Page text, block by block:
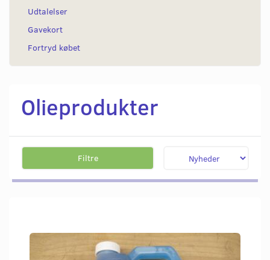
Udtalelser
Gavekort
Fortryd købet
Olieprodukter
Filtre